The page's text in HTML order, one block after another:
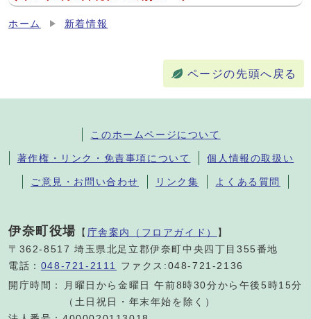
ホーム 新着情報
ページの先頭へ戻る
このホームページについて
著作権・リンク・免責事項について 個人情報の取扱い
ご意見・お問い合わせ リンク集 よくある質問
伊奈町役場 【 庁舎案内（フロアガイド） 】
〒362-8517 埼玉県北足立郡伊奈町中央四丁目355番地
電話： 048-721-2111
ファクス:048-721-2136
開庁時間：
月曜日から金曜日 午前8時30分から午後5時15分
（土日祝日・年末年始を除く）